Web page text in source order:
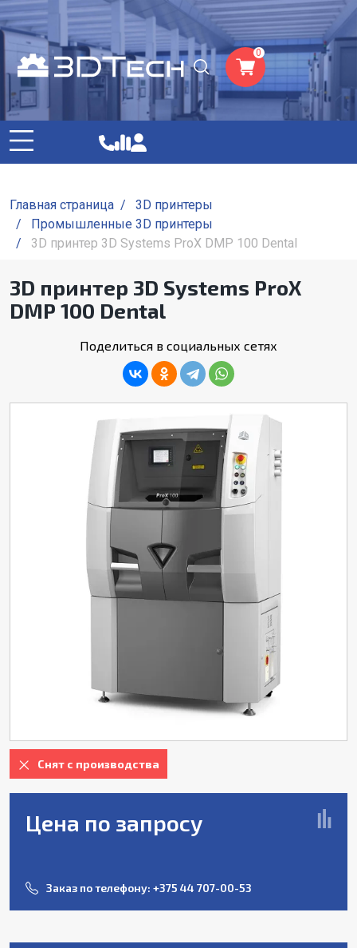
0
Главная страница /
3D принтеры
/
Промышленные 3D принтеры
/
3D принтер 3D Systems ProX DMP 100 Dental
3D принтер 3D Systems ProX
DMP 100 Dental
Поделиться в социальных сетях
Снят с производства
Цена по запросу
Заказ по телефону: +375 44 707-00-53